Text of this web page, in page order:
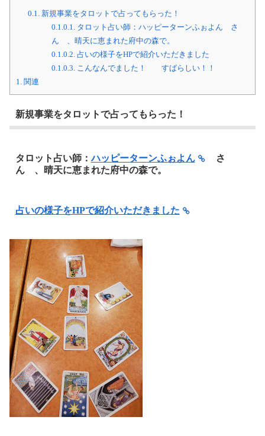
e
r
i
n
0.1.新規事業をタロットで占ってもらった！
0.1.0.1.タロット占い師：ハッピーターンふぉよん さ
ん 、晴天に恵まれた府中の森で。
0.1.0.2.占いの様子をHPで紹介いただきました
0.1.0.3.こんなんでました！ すばらしい！！
1. 関連
新規事業をタロットで占ってもらった！
タロット占い師：ハッピーターンふぉよん
さ
ん 、晴天に恵まれた府中の森で。
占いの様子をHPで紹介いただきました